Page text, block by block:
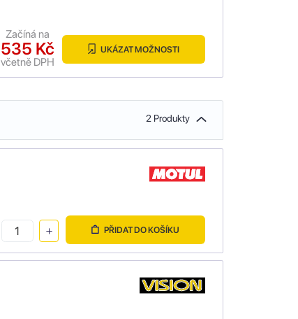
535 Kč
včetně DPH
Začíná na
UKÁZAT MOŽNOSTI
2 Produkty
PŘIDAT DO KOŠÍKU